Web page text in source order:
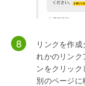
リンクを作
れかのリンク
ンをクリック
別のページに